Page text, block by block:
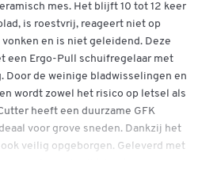
mes. Het blijft 10 tot 12 keer
is roestvrij, reageert niet op
en is niet geleidend. Deze
een Ergo-Pull schuifregelaar met
de weinige bladwisselingen en
wordt zowel het risico op letsel als
heeft een duurzame GFK
voor grove sneden. Dankzij het
veilig opgeborgen. Geleverd met
worden gebruikt, kunt u in onze